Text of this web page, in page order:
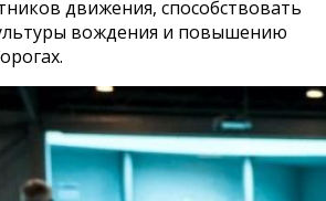
движения, способствовать
вождения и повышению